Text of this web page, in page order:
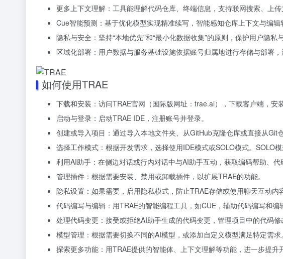
更多上下文理解：工具能理解代码仓库、终端信息，支持联网搜索、上传
Cue智能预测：基于优化模型实现精准续写，智能感知仓库上下文与编辑
隐私与安全：坚持“本地优先”和“最小化数据收集”的原则，保护用户隐私
区域化部署：用户数据与服务基础设施依据账号归属地进行存储与部署，
如何使用TRAE
下载和安装：访问TRAE官网（国际版网址：trae.ai），下载客户端，安
启动与登录：启动TRAE IDE，注册账号并登录。
创建或导入项目：通过导入本地文件夹、从GitHub克隆仓库或直接从Git
选择工作模式：根据开发需求，选择使用IDE模式或SOLO模式。SOLO
利用AI助手：在侧边对话或行内对话中与AI助手互动，获取编码帮助、代
管理插件：根据需要安装、禁用或卸载插件，以扩展TRAE的功能。
隐私设置：如果需要，启用隐私模式，防止TRAE存储或使用聊天互动内容
代码编写与编辑：用TRAE的智能编程工具，如CUE，辅助代码编写和编
处理代码变更：接受或拒绝AI助手生成的代码变更，管理项目中的代码修
模型管理：根据需要切换不同的AI模型，或添加自定义模型满足特定需求。
探索更多功能：用TRAE提供的智能体、上下文理解等功能，进一步提升